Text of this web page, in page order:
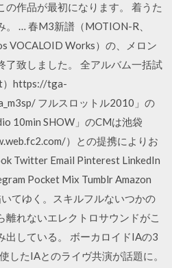
の作品が最初になります。 着うた
。 … 春M3新譜（MOTION-R、
VOCALOID Works）の、メロン
了致しました。 全アルバム一括試
）https://tga-
フルスロットル2010」の
10min SHOW」のCMは池袋
）との提携によりお
Twitter Email Pinterest LinkedIn
Pocket Mix Tumblr Amazon
てゆく。スキルフルないつかの
離れないエレクトロサウンドがこ
出している。 ボーカロイドIAの3
したIAとのライヴ共演が話題に。